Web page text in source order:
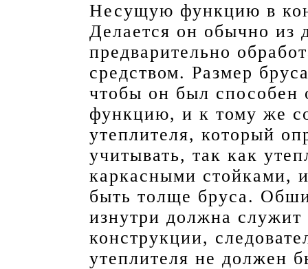
Несущую функцию в
Делается он обычно из
предварительно
средством. Размер
чтобы он был способен
функцию, и к тому же
утеплителя, который
учитывать, так как
каркасными стойками,
быть толще бруса.
изнутри должна
конструкции,
утеплителя не должен